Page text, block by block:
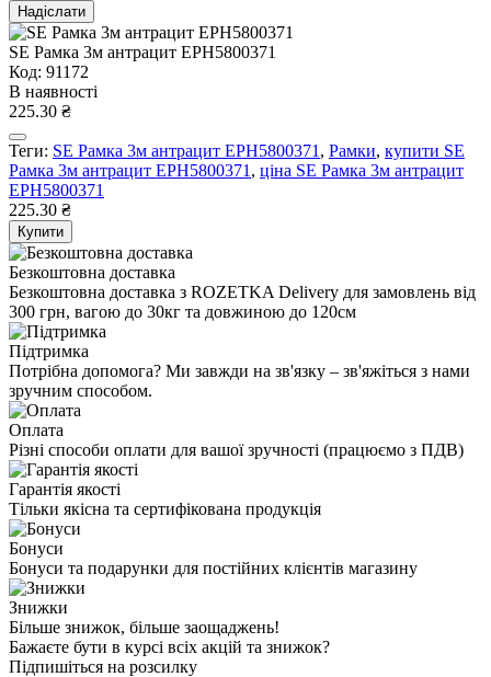
Надіслати
SE Рамка 3м антрацит EPH5800371
Код: 91172
В наявності
225.30 ₴
Теги: SE Рамка 3м антрацит EPH5800371 , Рамки, купити SE
Рамка 3м антрацит EPH5800371 , ціна SE Рамка 3м антрацит
EPH5800371
225.30 ₴
Купити
Безкоштовна доставка
Безкоштовна доставка з ROZETKA Delivery для замовлень від
300 грн, вагою до 30кг та довжиною до 120см
Підтримка
Потрібна допомога? Ми завжди на зв'язку – зв'яжіться з нами
зручним способом.
Оплата
Різні способи оплати для вашої зручності (працюємо з ПДВ)
Гарантія якості
Тільки якісна та сертифікована продукція
Бонуси
Бонуси та подарунки для постійних клієнтів магазину
Знижки
Більше знижок, більше заощаджень!
Бажаєте бути в курсі всіх акцій та знижок?
Підпишіться на розсилку